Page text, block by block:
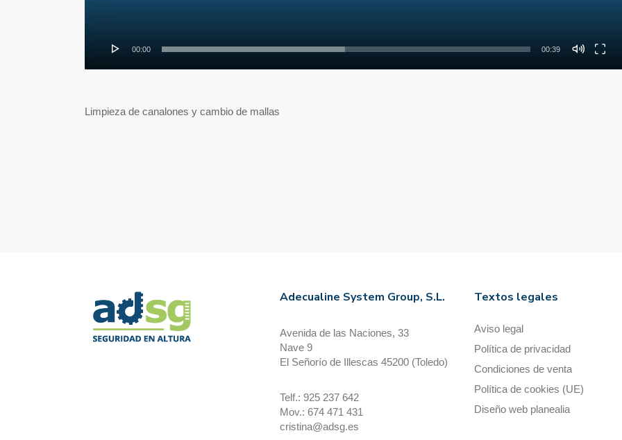
00:00 00:39
Limpieza de canalones y cambio de mallas
Adecualine System Group, S.L.
Avenida de las Naciones, 33
Nave 9
El Señorío de Illescas 45200 (Toledo)
Telf.: 925 237 642
Mov.: 674 471 431
cristina@adsg.es
Textos legales
Aviso legal
Política de privacidad
Condiciones de venta
Política de cookies (UE)
Diseño web planealia